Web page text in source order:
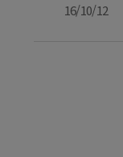
16/10/12